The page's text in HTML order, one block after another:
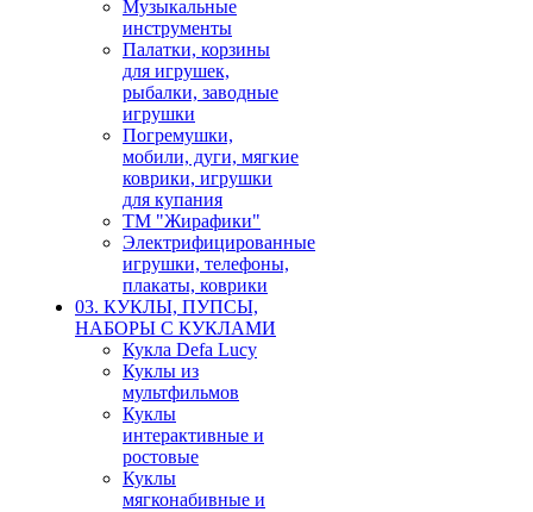
Музыкальные
инструменты
Палатки, корзины
для игрушек,
рыбалки, заводные
игрушки
Погремушки,
мобили, дуги, мягкие
коврики, игрушки
для купания
ТМ "Жирафики"
Электрифицированные
игрушки, телефоны,
плакаты, коврики
03. КУКЛЫ, ПУПСЫ,
НАБОРЫ С КУКЛАМИ
Кукла Defa Lucy
Куклы из
мультфильмов
Куклы
интерактивные и
ростовые
Куклы
мягконабивные и